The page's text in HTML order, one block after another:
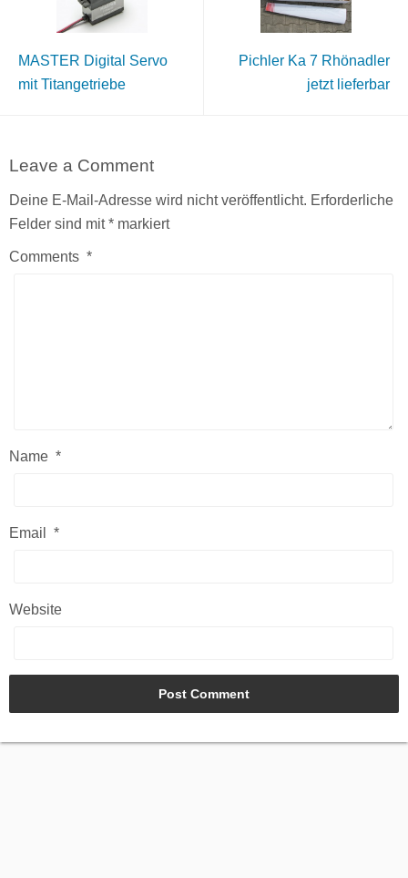
MASTER Digital Servo
mit Titangetriebe
Pichler Ka 7 Rhönadler
jetzt lieferbar
Leave a Comment
Deine E-Mail-Adresse wird nicht veröffentlicht. Erforderliche
Felder sind mit* markiert
Comments *
Name *
Email *
Website